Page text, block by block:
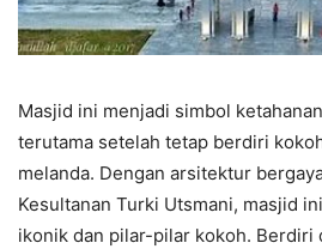
Masjid ini menjadi simbol
terutama setelah tetap berdiri
melanda. Dengan arsitektur
Kesultanan Turki Utsmani, masjid
ikonik dan pilar-pilar kokoh. Berdiri